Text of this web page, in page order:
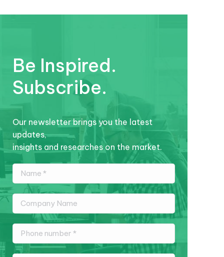
Be Inspired.
Subscribe.
Our newsletter brings you the latest
updates,
insights and researches on the market.